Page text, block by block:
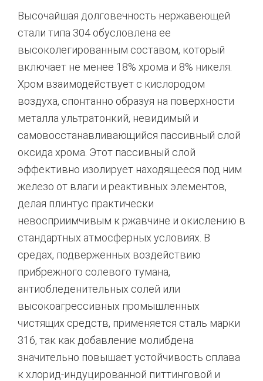
Высочайшая долговечность нержавеющей
стали типа 304 обусловлена ее
высоколегированным составом, который
включает не менее 18% хрома и 8% никеля.
Хром взаимодействует с кислородом
воздуха, спонтанно образуя на поверхности
металла ультратонкий, невидимый и
самовосстанавливающийся пассивный слой
оксида хрома. Этот пассивный слой
эффективно изолирует находящееся под ним
железо от влаги и реактивных элементов,
делая плинтус практически
невосприимчивым к ржавчине и окислению в
стандартных атмосферных условиях. В
средах, подверженных воздействию
прибрежного солевого тумана,
антиобледенительных солей или
высокоагрессивных промышленных
чистящих средств, применяется сталь марки
316, так как добавление молибдена
значительно повышает устойчивость сплава
к хлорид-индуцированной питтинговой и